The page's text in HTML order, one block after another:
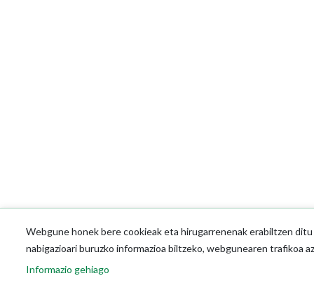
Webgune honek bere cookieak eta hirugarrenenak erabiltzen
nabigazioari buruzko informazioa biltzeko, webgunearen trafikoa
Informazio gehiago